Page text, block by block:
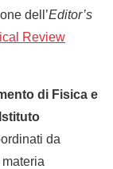
dell’Editor’s
Review
di Fisica e
Istituto
da